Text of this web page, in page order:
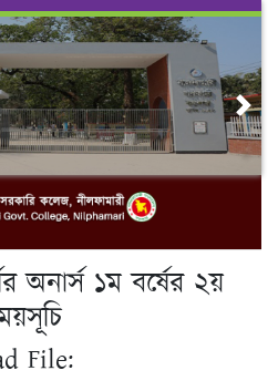
অনার্স ১ম বর্ষের ২য়
File: